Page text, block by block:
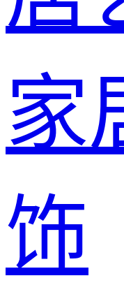
家
饰